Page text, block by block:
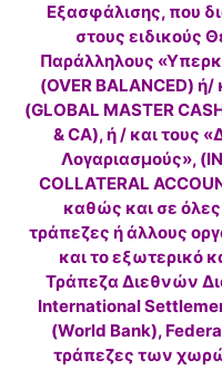
Εξασφάλισης, που
στους ειδικούς
Παράλληλους
(OVER BALANCED)
(GLOBAL MASTER
& CA), ή / και τους
Λογαριασμούς»,
COLLATERAL
καθώς και σε
τράπεζες ή άλλους
και το εξωτερικό
Τράπεζα Διεθνών
International
(World Bank),
τράπεζες των